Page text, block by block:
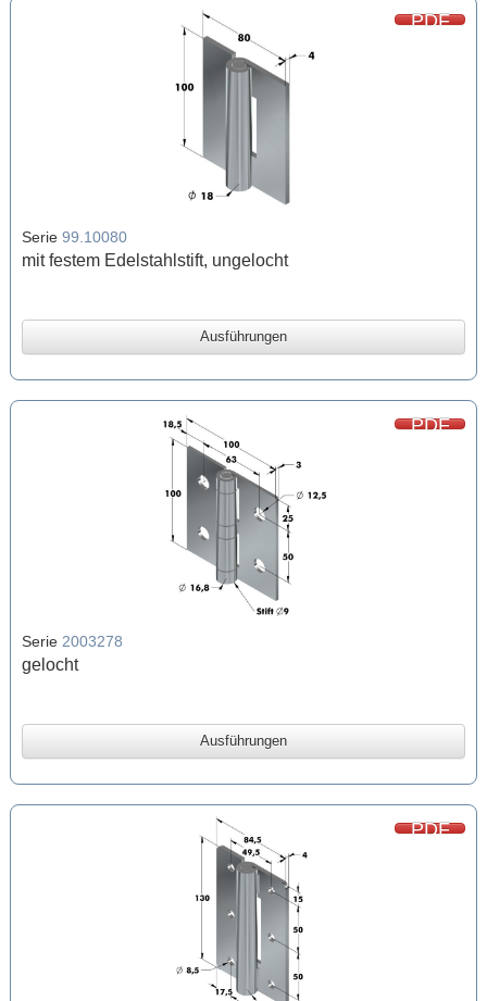
PDF
Serie 99.10080
mit festem Edelstahlstift, ungelocht
Ausführungen
PDF
Serie 2003278
gelocht
Ausführungen
PDF